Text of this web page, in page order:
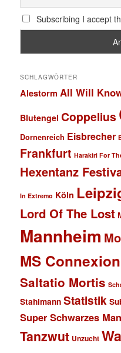
Subscribing I accept
SCHLAGWÖRTER
Alestorm All Will
Blutengel Coppelius
Dornenreich Eisbrecher
Frankfurt Harakiri For
Hexentanz
In Extremo Köln
Lord Of The Lost
Mannheim
MS Connexion
Saltatio Mortis
Stahlmann Statistik
Super Schwarzes
Tanzwut Unzucht